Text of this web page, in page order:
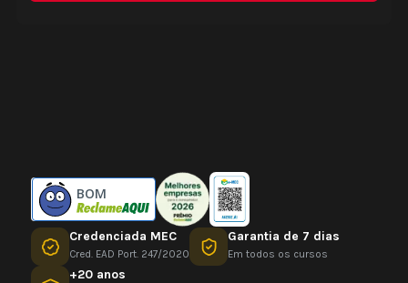
BOM
Credenciada MEC
Cred. EAD Port. 247/2020
Garantia de 7 dias
Em todos os cursos
+20 anos